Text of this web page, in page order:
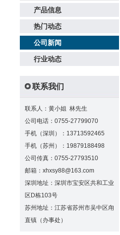
产品信息
热门动态
公司新闻
行业动态
联系我们
联系人：黄小姐 林先生
公司电话：0755-27799070
手机（深圳）：13713592465
手机（苏州）：19879188498
公司传真：0755-27793510
邮箱：xhxsy88@163.com
深圳地址：深圳市宝安区共和工业
区D栋103号
苏州地址：江苏省苏州市吴中区甪
直镇（办事处）